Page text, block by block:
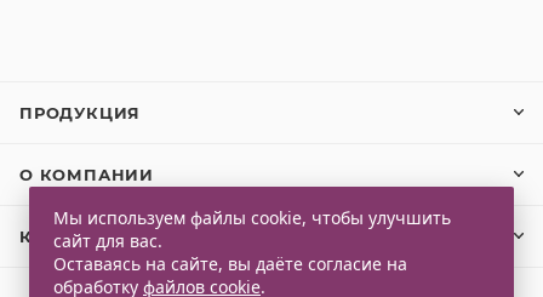
ПРОДУКЦИЯ
О КОМПАНИИ
КЛИЕНТАМ
Мы используем файлы cookie, чтобы улучшить
сайт для вас.
Оставаясь на сайте, вы даёте согласие на
обработку файлов cookie.